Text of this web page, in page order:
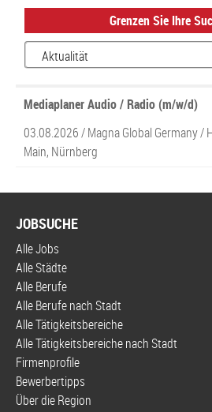
Grenzen Sie Ihre
Mediaplaner Audio / Radio (m/w/d)
03.08.2026 /Magna Global Germany/
Main, Nürnberg
JOBSUCHE
Alle Jobs
Alle Städte
Alle Berufe
Alle Berufe nach Stadt
Alle Tätigkeitsbereiche
Alle Tätigkeitsbereiche nach Stadt
Firmenprofile
Bewerbertipps
Über die Region